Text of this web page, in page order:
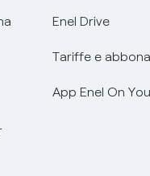
Enel Drive
Tariffe e
App Enel On